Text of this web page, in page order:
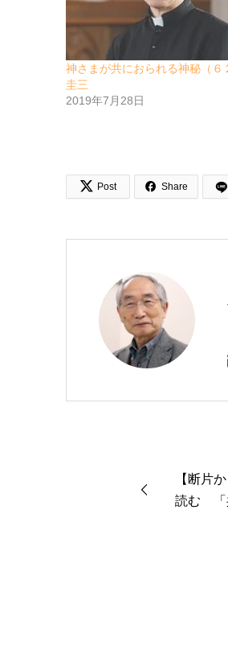
神さまが共におられる神秘（６
圭三
2019年7月28日
 Post  Share
【断片
読む 「